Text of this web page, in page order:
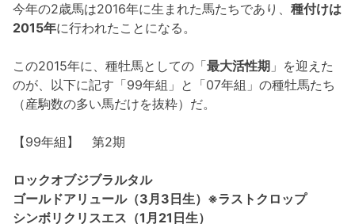
今年の2歳馬は2016年に生まれた馬たちであり、 種付けは
2015年に行われたことになる。
この2015年に、種牡馬としての「最大活性期 」を迎えた
のが、以下に記す「99年組」と「07年組」の種牡馬たち
（産駒数の多い馬だけを抜粋）だ。
【99年組】 第2期
ロックオブジブラルタル
ゴールドアリュール（3月3日生）※ラストクロップ
シンボリクリスエス（1月21日生）